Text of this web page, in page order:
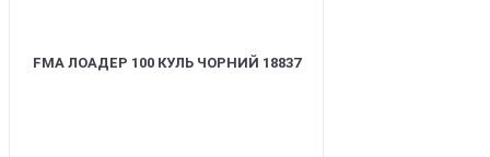
FMA ЛОАДЕР 100 КУЛЬ ЧОРНИЙ 18837